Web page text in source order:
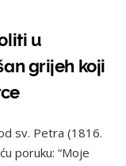
u
grijeh koji
sv. Petra (1816.
poruku: “Moje